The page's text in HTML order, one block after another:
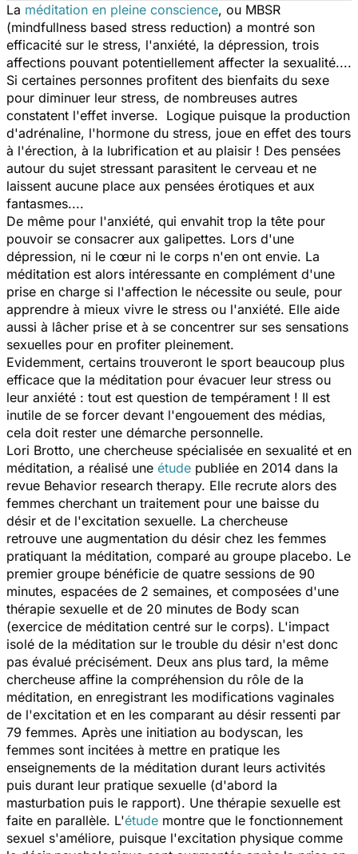
La méditation en pleine conscience, ou MBSR
(mindfullness based stress reduction) a montré son
efficacité sur le stress, l'anxiété, la dépression, trois
affections pouvant potentiellement affecter la sexualité....
Si certaines personnes profitent des bienfaits du sexe
pour diminuer leur stress, de nombreuses autres
constatent l'effet inverse. Logique puisque la production
d'adrénaline, l'hormone du stress, joue en effet des tours
à l'érection, à la lubrification et au plaisir ! Des pensées
autour du sujet stressant parasitent le cerveau et ne
laissent aucune place aux pensées érotiques et aux
fantasmes....
De même pour l'anxiété, qui envahit trop la tête pour
pouvoir se consacrer aux galipettes. Lors d'une
dépression, ni le cœur ni le corps n'en ont envie. La
méditation est alors intéressante en complément d'une
prise en charge si l'affection le nécessite ou seule, pour
apprendre à mieux vivre le stress ou l'anxiété. Elle aide
aussi à lâcher prise et à se concentrer sur ses sensations
sexuelles pour en profiter pleinement.
Evidemment, certains trouveront le sport beaucoup plus
efficace que la méditation pour évacuer leur stress ou
leur anxiété : tout est question de tempérament ! Il est
inutile de se forcer devant l'engouement des médias,
cela doit rester une démarche personnelle.
Lori Brotto, une chercheuse spécialisée en sexualité et en
méditation, a réalisé une étude publiée en 2014 dans la
revue Behavior research therapy. Elle recrute alors des
femmes cherchant un traitement pour une baisse du
désir et de l'excitation sexuelle. La chercheuse
retrouve une augmentation du désir chez les femmes
pratiquant la méditation, comparé au groupe placebo. Le
premier groupe bénéficie de quatre sessions de 90
minutes, espacées de 2 semaines, et composées d'une
thérapie sexuelle et de 20 minutes de Body scan
(exercice de méditation centré sur le corps). L'impact
isolé de la méditation sur le trouble du désir n'est donc
pas évalué précisément. Deux ans plus tard, la même
chercheuse affine la compréhension du rôle de la
méditation, en enregistrant les modifications vaginales
de l'excitation et en les comparant au désir ressenti par
79 femmes. Après une initiation au bodyscan, les
femmes sont incitées à mettre en pratique les
enseignements de la méditation durant leurs activités
puis durant leur pratique sexuelle (d'abord la
masturbation puis le rapport). Une thérapie sexuelle est
faite en parallèle. L'étude montre que le fonctionnement
sexuel s'améliore, puisque l'excitation physique comme